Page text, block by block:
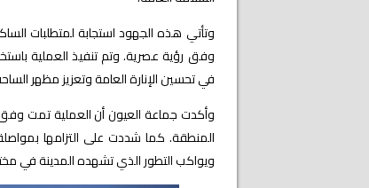
وتأتي هذه الجهود استجابة لمتطلبات
وفق رؤية عصرية. وتم تنفيذ العملية
في تحسين الإنارة العامة وتعزيز مظهر
وأكدت جماعة العيون أن العملية تمت
المنطقة. كما شددت على التزامها
ويواكب التطور الذي تشهده المدينة في